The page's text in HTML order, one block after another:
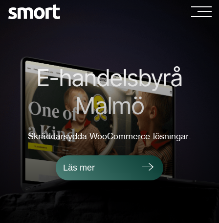
E-handelsbyrå
Malmö
Skräddarsydda WooCommerce-lösningar.
Läs mer